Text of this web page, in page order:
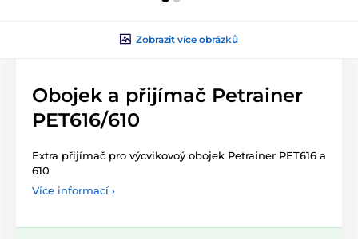
Zobrazit více obrázků
Obojek a přijímač Petrainer
PET616/610
Extra přijímač pro výcvikovoý obojek Petrainer PET616 a
610
Více informací ›